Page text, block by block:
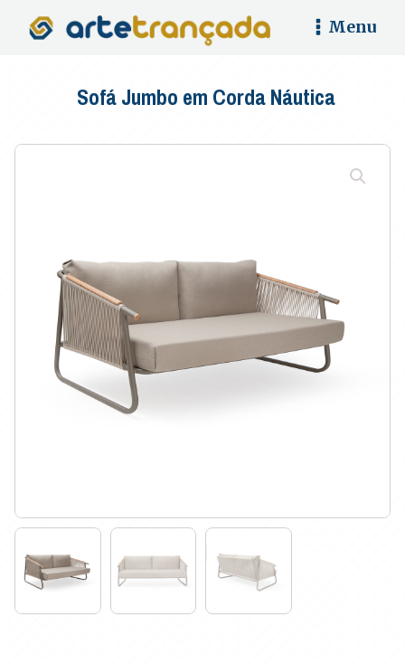
Menu
Sofá Jumbo em Corda Náutica